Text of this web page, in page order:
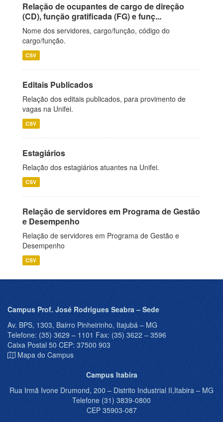
Relação de ocupantes de cargo de direção
(CD), função gratificada (FG) e funç...
Nome dos servidores, cargo/função, código do
cargo/função.
CSV
Editais Publicados
Relação dos editais publicados, para provimento de
vagas na Unifei.
CSV
Estagiários
Relação dos estagiários atuantes na Unifei.
CSV
Relação de servidores em Programa de Gestão
e Desempenho
Relação de servidores em Programa de Gestão e
Desempenho
CSV
Campus Prof. José Rodrigues Seabra – Sede
Av. BPS, 1303, Bairro Pinheirinho, Itajubá – MG
Telefone: (35) 3629 – 1101 Fax: (35) 3622 – 3596
Caixa Postal 50 CEP: 37500 903
Mapa do Campus
Campus Itabira
Rua Irmã Ivone Drumond, 200 – Distrito Industrial II,Itabira – MG
Telefone (31) 3839-0800
CEP 35903-087